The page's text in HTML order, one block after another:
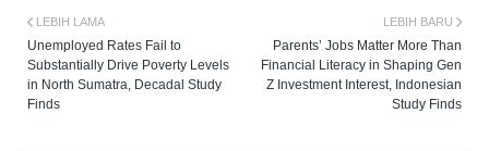
LEBIH BARU
Parents’ Jobs Matter More Than
Financial Literacy in Shaping Gen
Z Investment Interest, Indonesian
Study Finds
LEBIH LAMA
Unemployed Rates Fail to
Substantially Drive Poverty Levels
in North Sumatra, Decadal Study
Finds